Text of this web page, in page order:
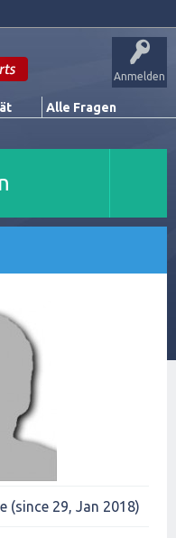
Anmelden
Alle Fragen
(since 29, Jan 2018)